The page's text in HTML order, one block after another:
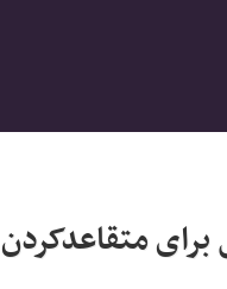
متقاعدکردن